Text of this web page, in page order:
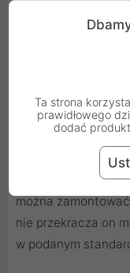
Podany rozmiar
można
nie przekracza on
w podanym
Ta strona
prawidłowego
dodać